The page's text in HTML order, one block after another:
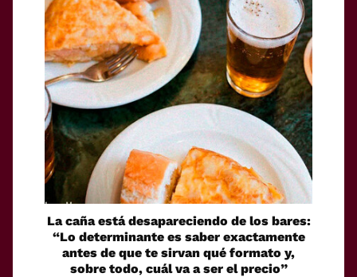
La caña está desapareciendo de los bares:
“Lo determinante es saber exactamente
antes de que te sirvan qué formato y,
sobre todo, cuál va a ser el precio”